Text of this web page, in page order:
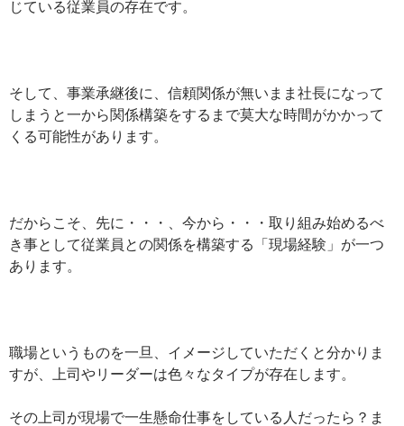
じている従業員の存在です。
そして、事業承継後に、信頼関係が無いまま社長になって
しまうと一から関係構築をするまで莫大な時間がかかって
くる可能性があります。
だからこそ、先に・・・、今から・・・取り組み始めるべ
き事として従業員との関係を構築する「現場経験」が一つ
あります。
職場というものを一旦、イメージしていただくと分かりま
すが、上司やリーダーは色々なタイプが存在します。
その上司が現場で一生懸命仕事をしている人だったら？ま